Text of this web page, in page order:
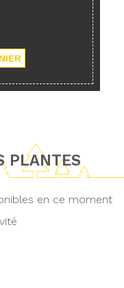
PLANTES
en ce moment